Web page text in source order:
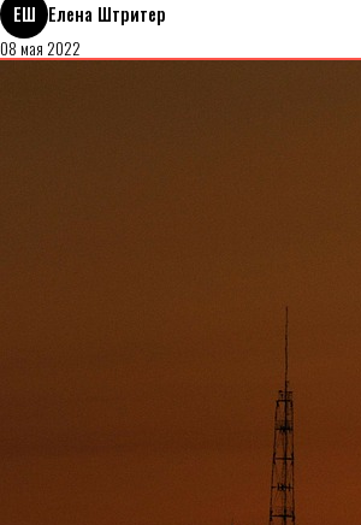
ЕШ Елена Штритер
08 мая 2022